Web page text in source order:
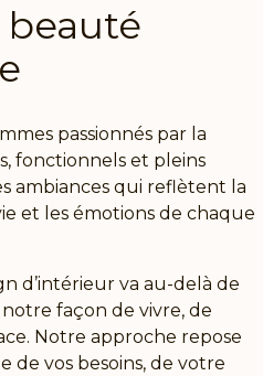
passionnés par la
fonctionnels et pleins
ambiances qui reflètent la
et les émotions de chaque
d’intérieur va au-delà de
façon de vivre, de
Notre approche repose
de vos besoins, de votre